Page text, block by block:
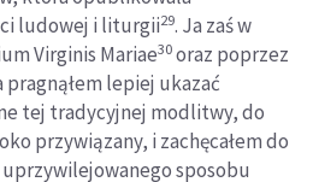
ludowej i liturgii29. Ja zaś w
Virginis Mariae30oraz poprzez
pragnąłem lepiej ukazać
tej tradycyjnej modlitwy, do
przywiązany, i zachęcałem do
sposobu